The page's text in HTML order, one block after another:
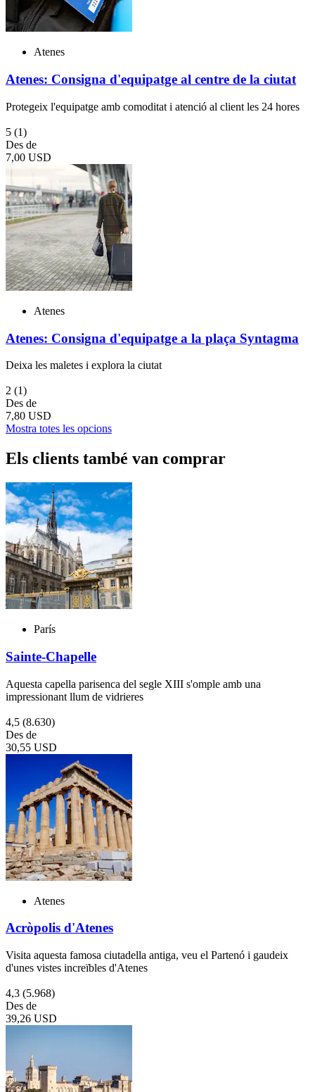
Atenes
Atenes: Consigna d'equipatge al centre de la ciutat
Protegeix l'equipatge amb comoditat i atenció al client les 24 hores
5 (1)
Des de
7,00 USD
Atenes
Atenes: Consigna d'equipatge a la plaça Syntagma
Deixa les maletes i explora la ciutat
2 (1)
Des de
7,80 USD
Mostra totes les opcions
Els clients també van comprar
París
Sainte-Chapelle
Aquesta capella parisenca del segle XIII s'omple amb una
impressionant llum de vidrieres
4,5 (8.630)
Des de
30,55 USD
Atenes
Acròpolis d'Atenes
Visita aquesta famosa ciutadella antiga, veu el Partenó i gaudeix
d'unes vistes increïbles d'Atenes
4,3 (5.968)
Des de
39,26 USD